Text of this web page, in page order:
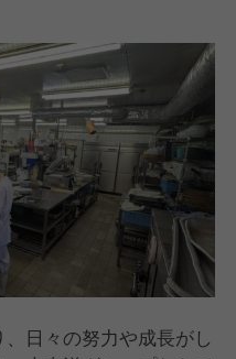
日々の努力や成長がし